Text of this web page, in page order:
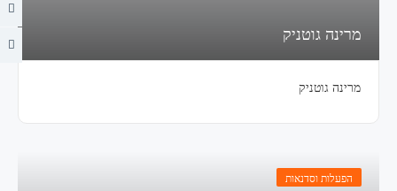
מרינה גוטניק
מרינה גוטניק
הפעלות וסדנאות